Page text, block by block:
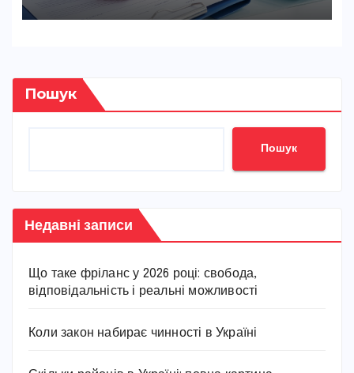
Пошук
Пошук
Недавні записи
Що таке фріланс у 2026 році: свобода,
відповідальність і реальні можливості
Коли закон набирає чинності в Україні